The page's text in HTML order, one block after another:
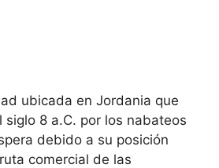
ubicada en Jordania que
8 a.C. por los nabateos
debido a su posición
comercial de las